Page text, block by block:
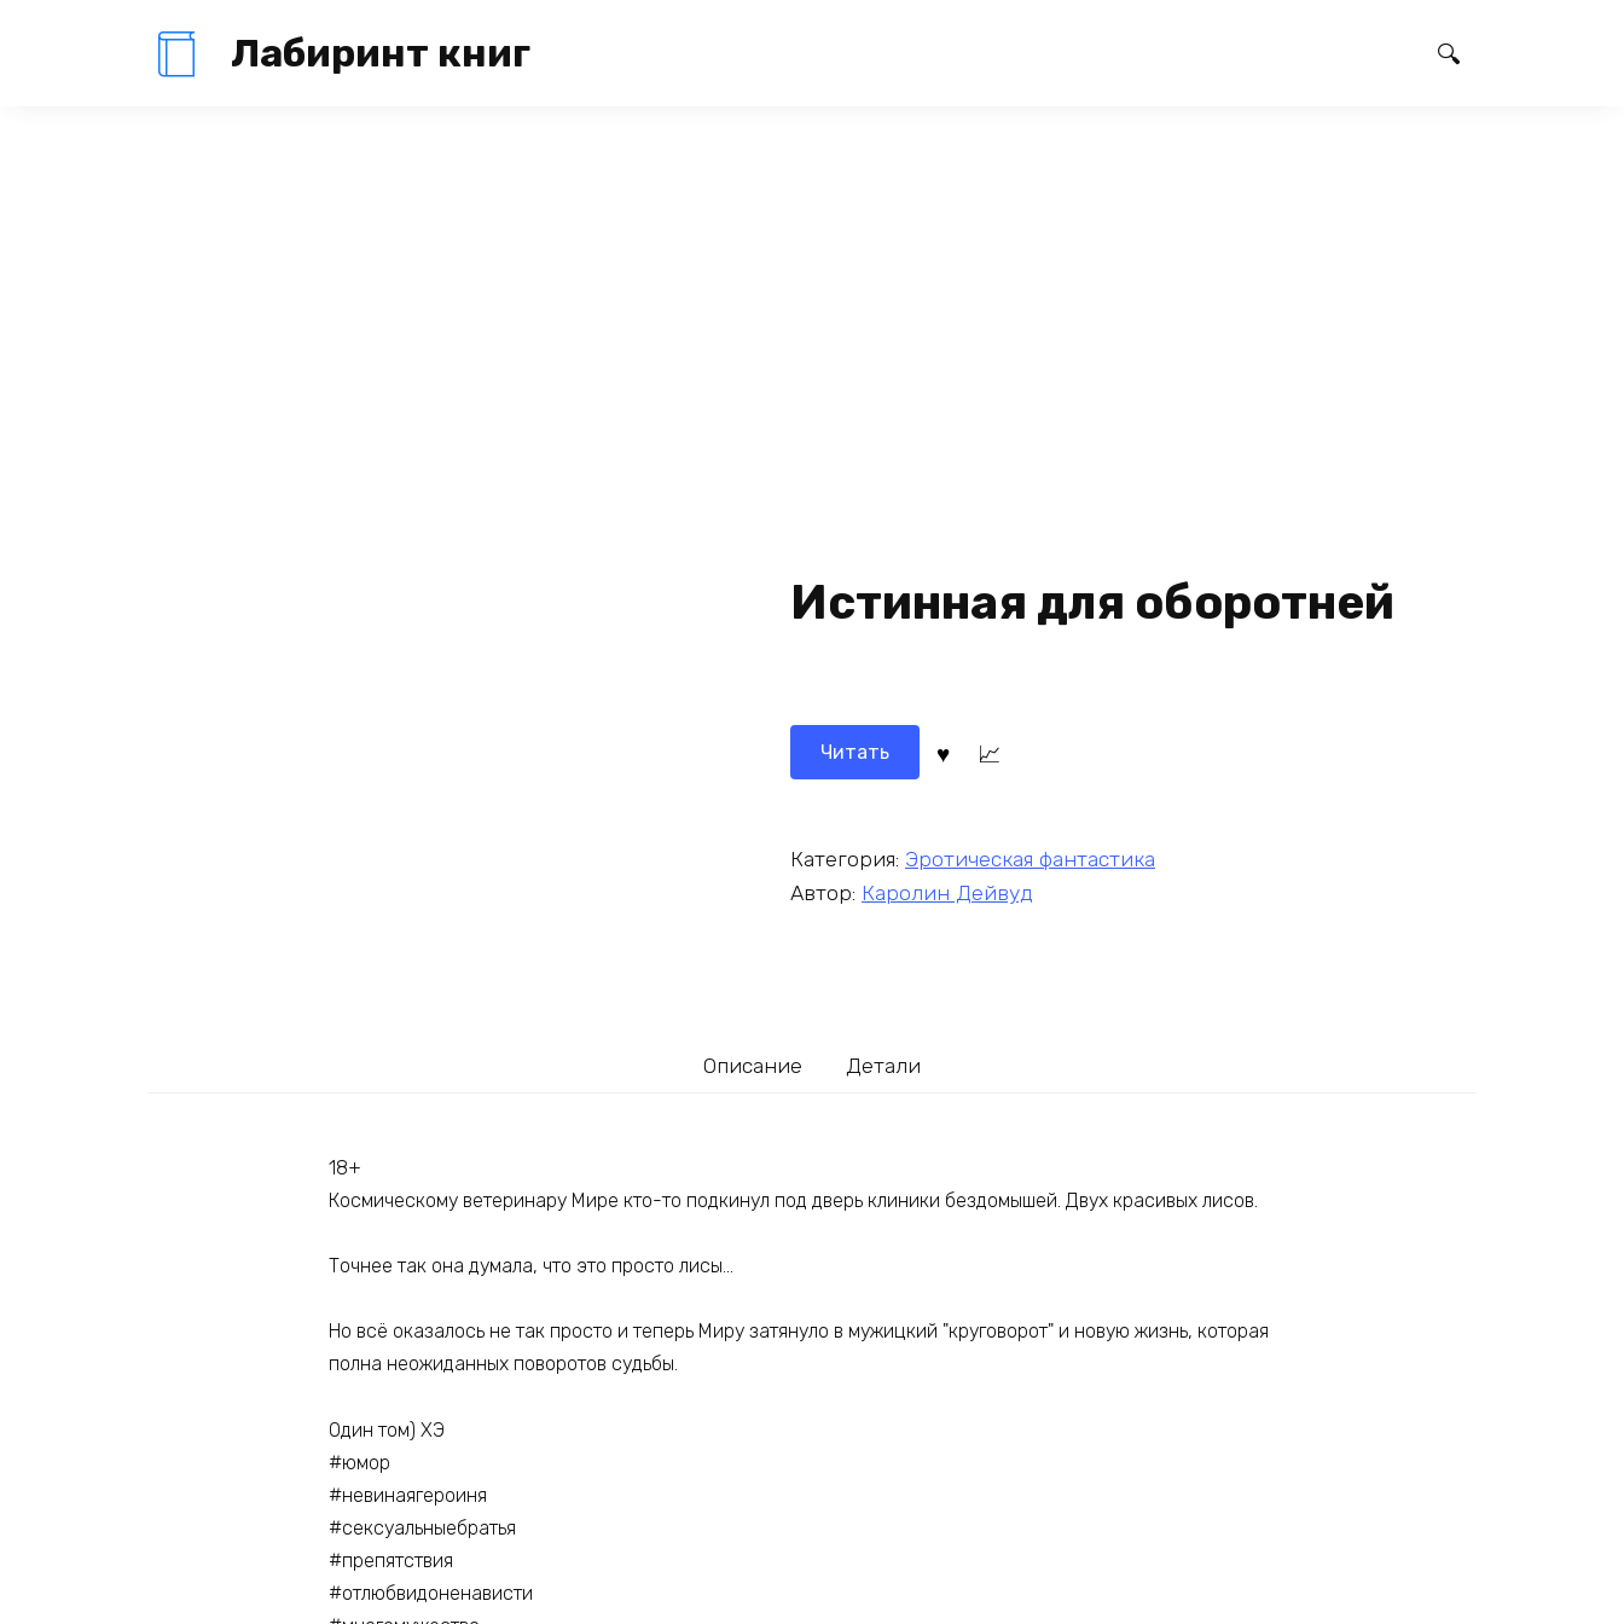
Лабиринт книг
Истинная для оборотней
Читать
Категория: Эротическая фантастика
Автор: Каролин Дейвуд
Описание Детали
18+
Космическому ветеринару Мире кто-то подкинул под дверь клиники бездомышей. Двух красивых лисов.
Точнее так она думала, что это просто лисы…
Но всё оказалось не так просто и теперь Миру затянуло в мужицкий "круговорот" и новую жизнь, которая
полна неожиданных поворотов судьбы.
Один том) ХЭ
#юмор
#невинаягероиня
#сексуальныебратья
#препятствия
#отлюбвидоненависти